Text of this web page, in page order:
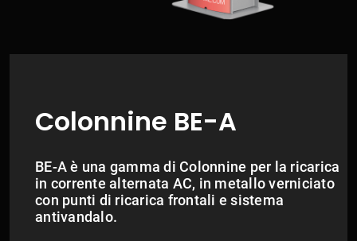
Colonnine BE-A
BE-A è una gamma di Colonnine per la ricarica
in corrente alternata AC, in metallo verniciato
con punti di ricarica frontali e sistema
antivandalo.